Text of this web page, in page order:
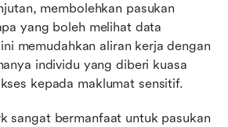
membolehkan pasukan
yang boleh melihat data
memudahkan aliran kerja dengan
individu yang diberi kuasa
kepada maklumat sensitif.
sangat bermanfaat untuk pasukan